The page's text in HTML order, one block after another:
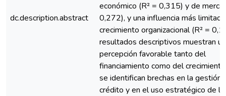
dc.description.abstract
económico (R² = 0,315) y de
0,272), y una influencia más
crecimiento organizacional (R² =
resultados descriptivos muestran
percepción favorable tanto del
financiamiento como del
se identifican brechas en la gestión
crédito y en el uso estratégico de